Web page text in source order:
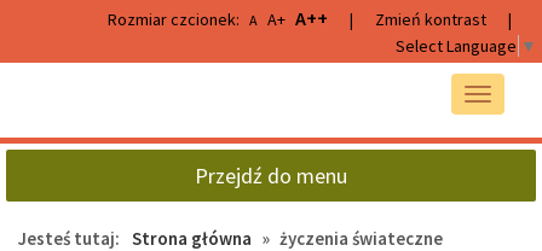
głównej
wyszukiwarki
Rozmiar czcionek: A A+ A++ | Zmień kontrast
|
Select Language ▼
Przełącz
Przejdź do menu
Jesteś tutaj: Strona główna » życzenia świateczne